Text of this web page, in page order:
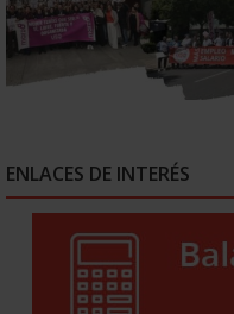
ENLACES DE INTERÉS